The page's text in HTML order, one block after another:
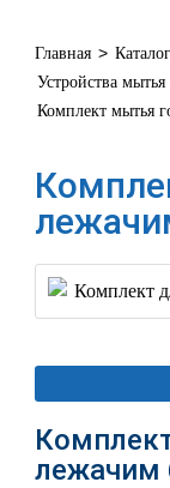
Главная >
Устройства
Комплект мытья
лежачим